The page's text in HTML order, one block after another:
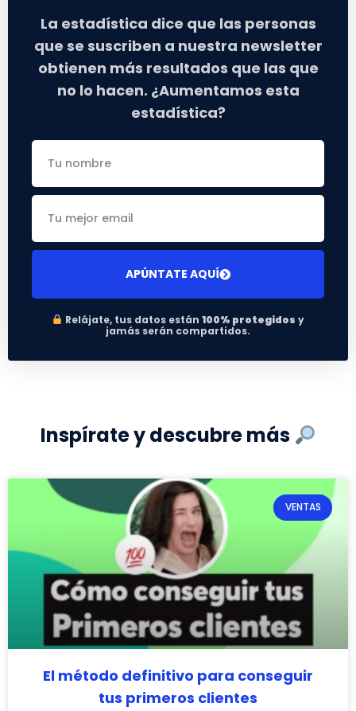
La estadística dice que las personas
que se suscriben a nuestra newsletter
obtienen más resultados que las que
no lo hacen. ¿Aumentamos esta
estadística?
APÚNTATE AQUÍ
Relájate, tus datos están 100% protegidos y
jamás serán compartidos.
Inspírate y descubre más
VENTAS
El método definitivo para conseguir
tus primeros clientes